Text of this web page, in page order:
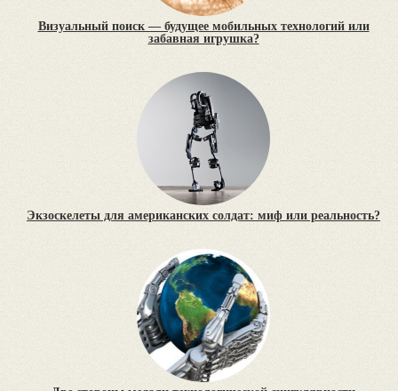
Визуальный поиск — будущее мобильных технологий или
забавная игрушка?
Экзоскелеты для американских солдат: миф или реальность?